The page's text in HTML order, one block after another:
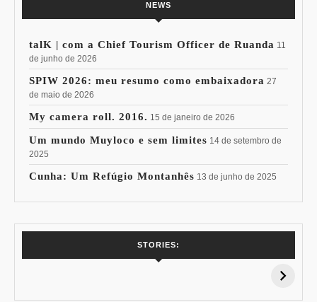
NEWS
talK | com a Chief Tourism Officer de Ruanda 11
de junho de 2026
SPIW 2026: meu resumo como embaixadora 27
de maio de 2026
My camera roll. 2016. 15 de janeiro de 2026
Um mundo Muyloco e sem limites 14 de setembro de
2025
Cunha: Um Refúgio Montanhês 13 de junho de 2025
STORIES:
15% de
Pessoal: Os